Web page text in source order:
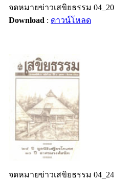
จดหมายข่าวเสขิยธรรม 04_20
Download : ดาวน์โหลด
จดหมายข่าวเสขิยธรรม 04_24